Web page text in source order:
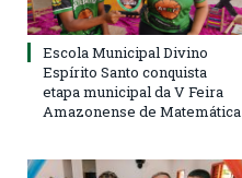
Escola Municipal Divino
Espírito Santo conquista
etapa municipal da V Feira
Amazonense de Matemática